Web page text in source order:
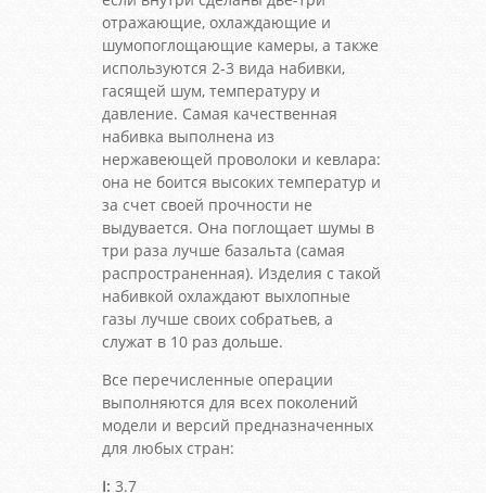
отражающие, охлаждающие и
шумопоглощающие камеры, а также
используются 2-3 вида набивки,
гасящей шум, температуру и
давление. Самая качественная
набивка выполнена из
нержавеющей проволоки и кевлара:
она не боится высоких температур и
за счет своей прочности не
выдувается. Она поглощает шумы в
три раза лучше базальта (самая
распространенная). Изделия с такой
набивкой охлаждают выхлопные
газы лучше своих собратьев, а
служат в 10 раз дольше.
Все перечисленные операции
выполняются для всех поколений
модели и версий предназначенных
для любых стран:
I: 3.7